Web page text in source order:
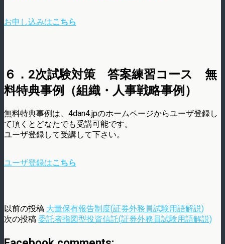
お申し込みはこちら
６．2次試験対策 答案練習コース 無
料特典事例（組織・人事戦略事例）
無料特典事例は、4dan4.jpのホームページからユーザ登録し
て頂くとどなたでも受講可能です。
ユーザ登録して受講して下さい。
ユーザ登録はこちら
以前の投稿 大量保有報告制度(証券外務員試験用語解説)
次の投稿 委託者指図型投資信託(証券外務員試験用語解説)